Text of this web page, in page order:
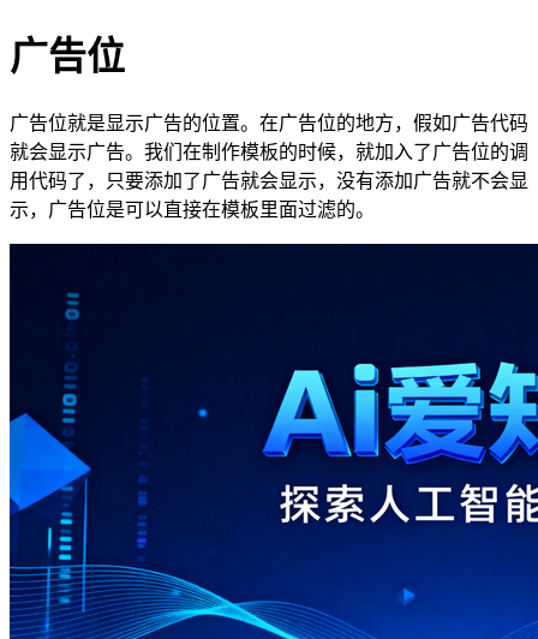
广告位
广告位就是显示广告的位置。在广告位的地方，假如广告代码
就会显示广告。我们在制作模板的时候，就加入了广告位的调
用代码了，只要添加了广告就会显示，没有添加广告就不会显
示，广告位是可以直接在模板里面过滤的。